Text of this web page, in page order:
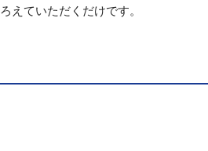
えていただくだけです。